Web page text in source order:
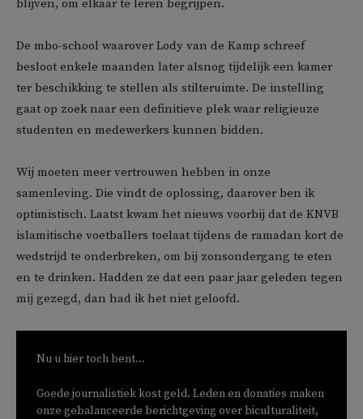
blijven, om elkaar te leren begrijpen.
De mbo-school waarover Lody van de Kamp schreef
besloot enkele maanden later alsnog tijdelijk een kamer
ter beschikking te stellen als stilteruimte. De instelling
gaat op zoek naar een definitieve plek waar religieuze
studenten en medewerkers kunnen bidden.
Wij moeten meer vertrouwen hebben in onze
samenleving. Die vindt de oplossing, daarover ben ik
optimistisch. Laatst kwam het nieuws voorbij dat de KNVB
islamitische voetballers toelaat tijdens de ramadan kort de
wedstrijd te onderbreken, om bij zonsondergang te eten
en te drinken. Hadden ze dat een paar jaar geleden tegen
mij gezegd, dan had ik het niet geloofd.
Nu u hier toch bent...
Goede journalistiek kost geld. Leden en donaties maken
onze gebalanceerde berichtgeving over biculturaliteit,